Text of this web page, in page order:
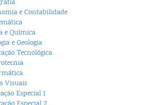
e Contabilidade
e Química
e Geologia
Tecnológica
Visuais
Especial 1